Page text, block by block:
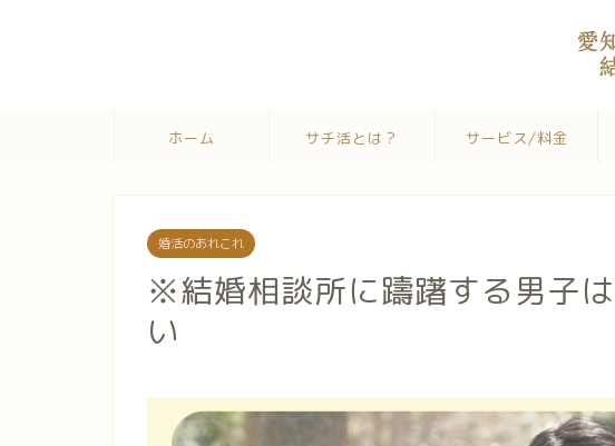
ホーム サチ活とは？ サービス/料金
婚活のあれこれ
※結婚相談所に躊躇する男子
い